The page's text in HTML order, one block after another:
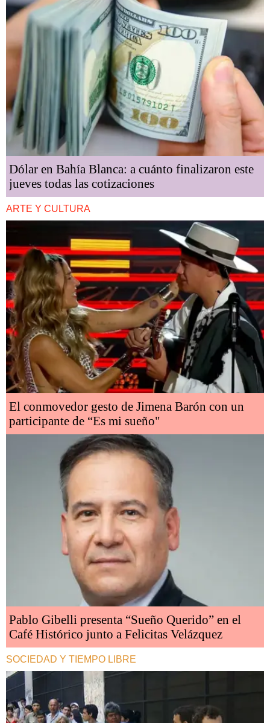
Dólar en Bahía Blanca: a cuánto finalizaron este
jueves todas las cotizaciones
ARTE Y CULTURA
El conmovedor gesto de Jimena Barón con un
participante de “Es mi sueño"
Pablo Gibelli presenta “Sueño Querido” en el
Café Histórico junto a Felicitas Velázquez
SOCIEDAD Y TIEMPO LIBRE